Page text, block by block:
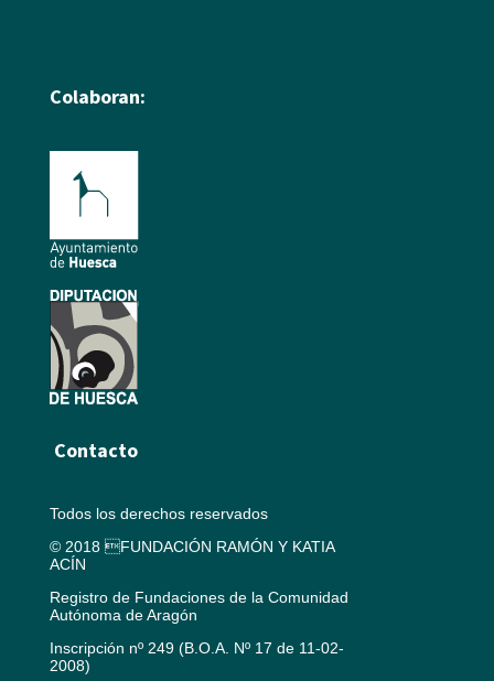
Colaboran:
Contacto
Todos los derechos reservados
© 2018 FUNDACIÓN RAMÓN Y KATIA
ACÍN
Registro de Fundaciones de la Comunidad
Autónoma de Aragón
Inscripción nº 249 (B.O.A. Nº 17 de 11-02-
2008)